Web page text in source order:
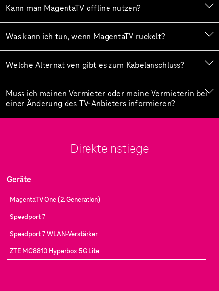
Kann man MagentaTV offline nutzen?
Was kann ich tun, wenn MagentaTV ruckelt?
Welche Alternativen gibt es zum Kabelanschluss?
Muss ich meinen Vermieter oder meine Vermieterin bei
einer Änderung des TV-Anbieters informieren?
Direkteinstiege
Geräte
MagentaTV One (2. Generation)
Speedport 7
Speedport 7 WLAN-Verstärker
ZTE MC8810 Hyperbox 5G Lite